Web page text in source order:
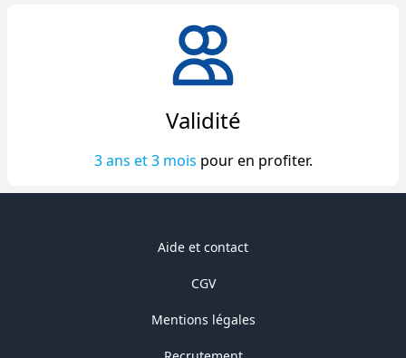
Validité
3 ans et 3 mois pour en profiter.
Aide et contact
CGV
Mentions légales